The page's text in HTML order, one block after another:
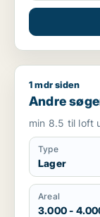
Andre søger
1 mdr siden
Andre
min 8.5 til loft
Type
Lager
Areal
3.000 -